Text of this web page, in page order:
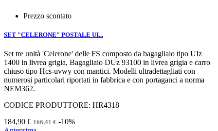
Prezzo scontato
SET "CELERONE" POSTALE UI...
Set tre unità 'Celerone' delle FS composto da bagagliaio tipo UIz
1400 in livrea grigia, Bagagliaio DUz 93100 in livrea grigia e carro
chiuso tipo Hcs-uvwy con mantici. Modelli ultradettagliati con
numerosi particolari riportati in fabbrica e con portaganci a norma
NEM362.
CODICE PRODUTTORE: HR4318
184,90 € 166,41 € -10%